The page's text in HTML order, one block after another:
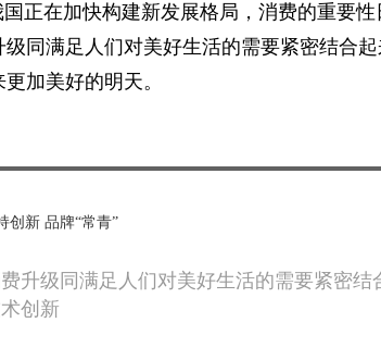
正在加快构建新发展格局，消费的重要
同满足人们对美好生活的需要紧密结合
加美好的明天。
创新 品牌“常青”
升级同满足人们对美好生活的需要紧密结
创新